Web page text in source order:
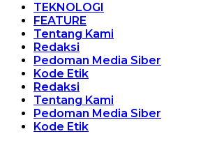
TEKNOLOGI
FEATURE
Tentang Kami
Redaksi
Pedoman Media Siber
Kode Etik
Redaksi
Tentang Kami
Pedoman Media Siber
Kode Etik